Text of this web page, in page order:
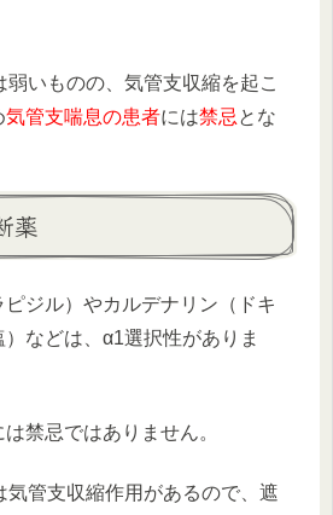
いものの、気管支収縮を起こ
気管支喘息の患者には禁忌とな
薬
ジル）やカルデナリン（ドキ
などは、α1選択性がありま
禁忌ではありません。
気管支収縮作用があるので、遮